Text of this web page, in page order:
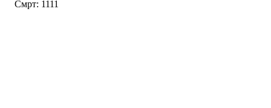
Смрт: 1111